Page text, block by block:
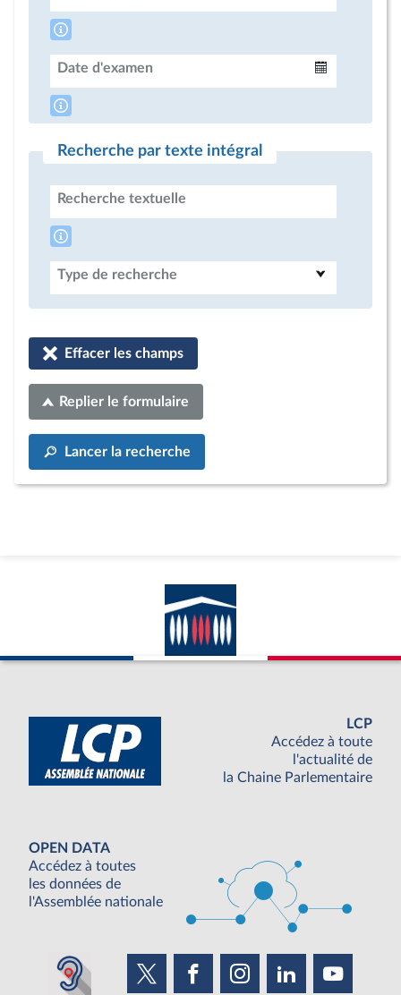
Date d'examen
Recherche par texte intégral
Recherche textuelle
Type de recherche
Effacer les champs
Replier le formulaire
Lancer la recherche
LCP
Accédez à toute
l'actualité de
la Chaine Parlementaire
OPEN DATA
Accédez à toutes
les données de
l'Assemblée nationale